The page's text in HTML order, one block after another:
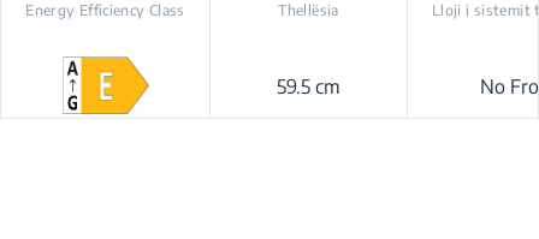
Energy Efficiency Class Thellësia
59.5 cm
Lloji i sistemit
No